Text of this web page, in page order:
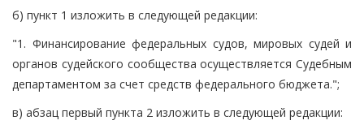
б) пункт 1 изложить в следующей редакции:
"1. Финансирование федеральных судов, мировых судей и
органов судейского сообщества осуществляется Судебным
департаментом за счет средств федерального бюджета.";
в) абзац первый пункта 2 изложить в следующей редакции: